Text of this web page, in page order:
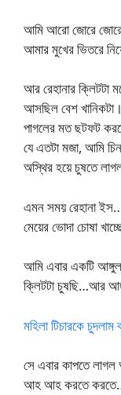
আমি আরো জোরে জোরে
আমার মুখের ভিতরে
আর রেহানার
আসছিল বেশ
পাগলের মত ছটফট
যে এতটা মজা, আমি
অস্থির হয়ে চুষতে
এমন সময় রেহানা
মেয়ের ভোদা চোষা
আমি এবার একটি
ক্লিটটা চুষছি…আর
মহিলা টিচারকে
সে এবার কাপতে
আহ আহ করতে